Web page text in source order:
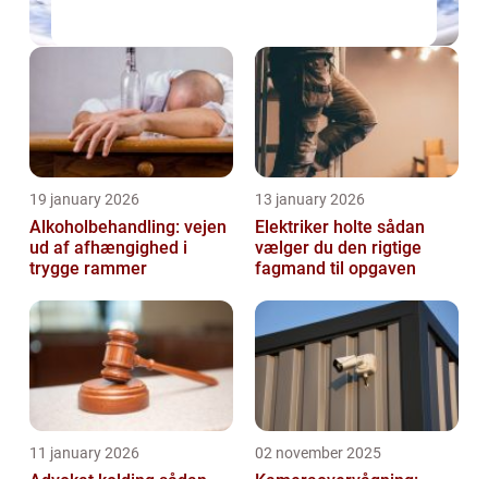
19 january 2026
Alkoholbehandling: vejen
ud af afhængighed i
trygge rammer
13 january 2026
Elektriker holte sådan
vælger du den rigtige
fagmand til opgaven
11 january 2026 02 november 2025